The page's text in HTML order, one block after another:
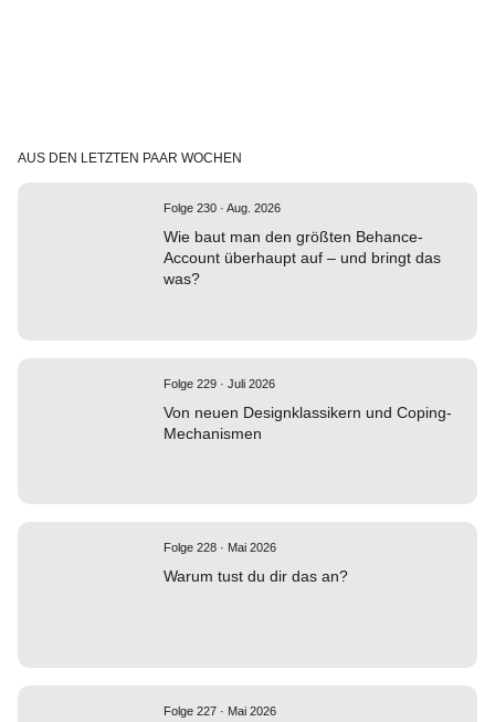
AUS DEN LETZTEN PAAR WOCHEN
Folge 230 · Aug. 2026
Wie baut man den größten Behance-
Account überhaupt auf – und bringt das
was?
Folge 229 · Juli 2026
Von neuen Designklassikern und Coping-
Mechanismen
Folge 228 · Mai 2026
Warum tust du dir das an?
Folge 227 · Mai 2026